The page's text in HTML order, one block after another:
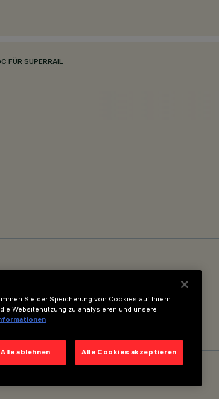
FÜR SUPERRAIL
Sie der Speicherung von Cookies auf Ihrem
Websitenutzung zu analysieren und unsere
Alle ablehnen Alle Cookies akzeptieren